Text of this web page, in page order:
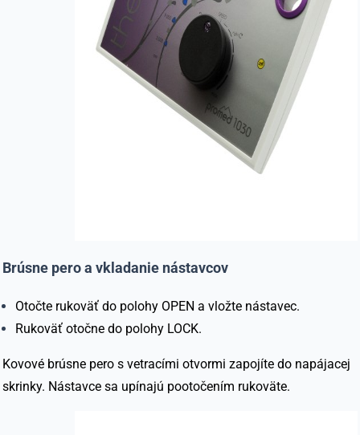
Brúsne pero a vkladanie nástavcov
Otočte rukoväť do polohy OPEN a vložte nástavec.
Rukoväť otočne do polohy LOCK.
Kovové brúsne pero s vetracími otvormi zapojíte do napájacej
skrinky. Nástavce sa upínajú pootočením rukoväte.